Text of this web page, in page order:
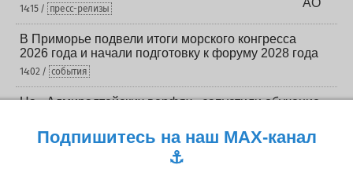
14:15 / пресс-релизы
В Приморье подвели итоги морского конгресса
2026 года и начали подготовку к форуму 2028 года
14:02 / события
На «Адмиралтейских верфях» запустили обучение
13:18 / события
НЭМО: заглянем в цех по производству
Подпишитесь на наш MAX-канал
⚓️